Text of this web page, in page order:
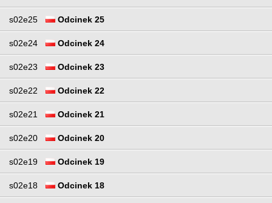
s02e25 Odcinek 25
s02e24 Odcinek 24
s02e23 Odcinek 23
s02e22 Odcinek 22
s02e21 Odcinek 21
s02e20 Odcinek 20
s02e19 Odcinek 19
s02e18 Odcinek 18